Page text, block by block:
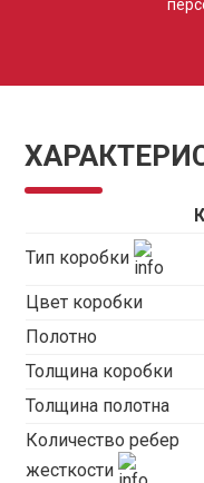
Тип коробки
Цвет коробки
Полотно
Толщина коробки
Толщина полотна
Количество ребер
жесткости